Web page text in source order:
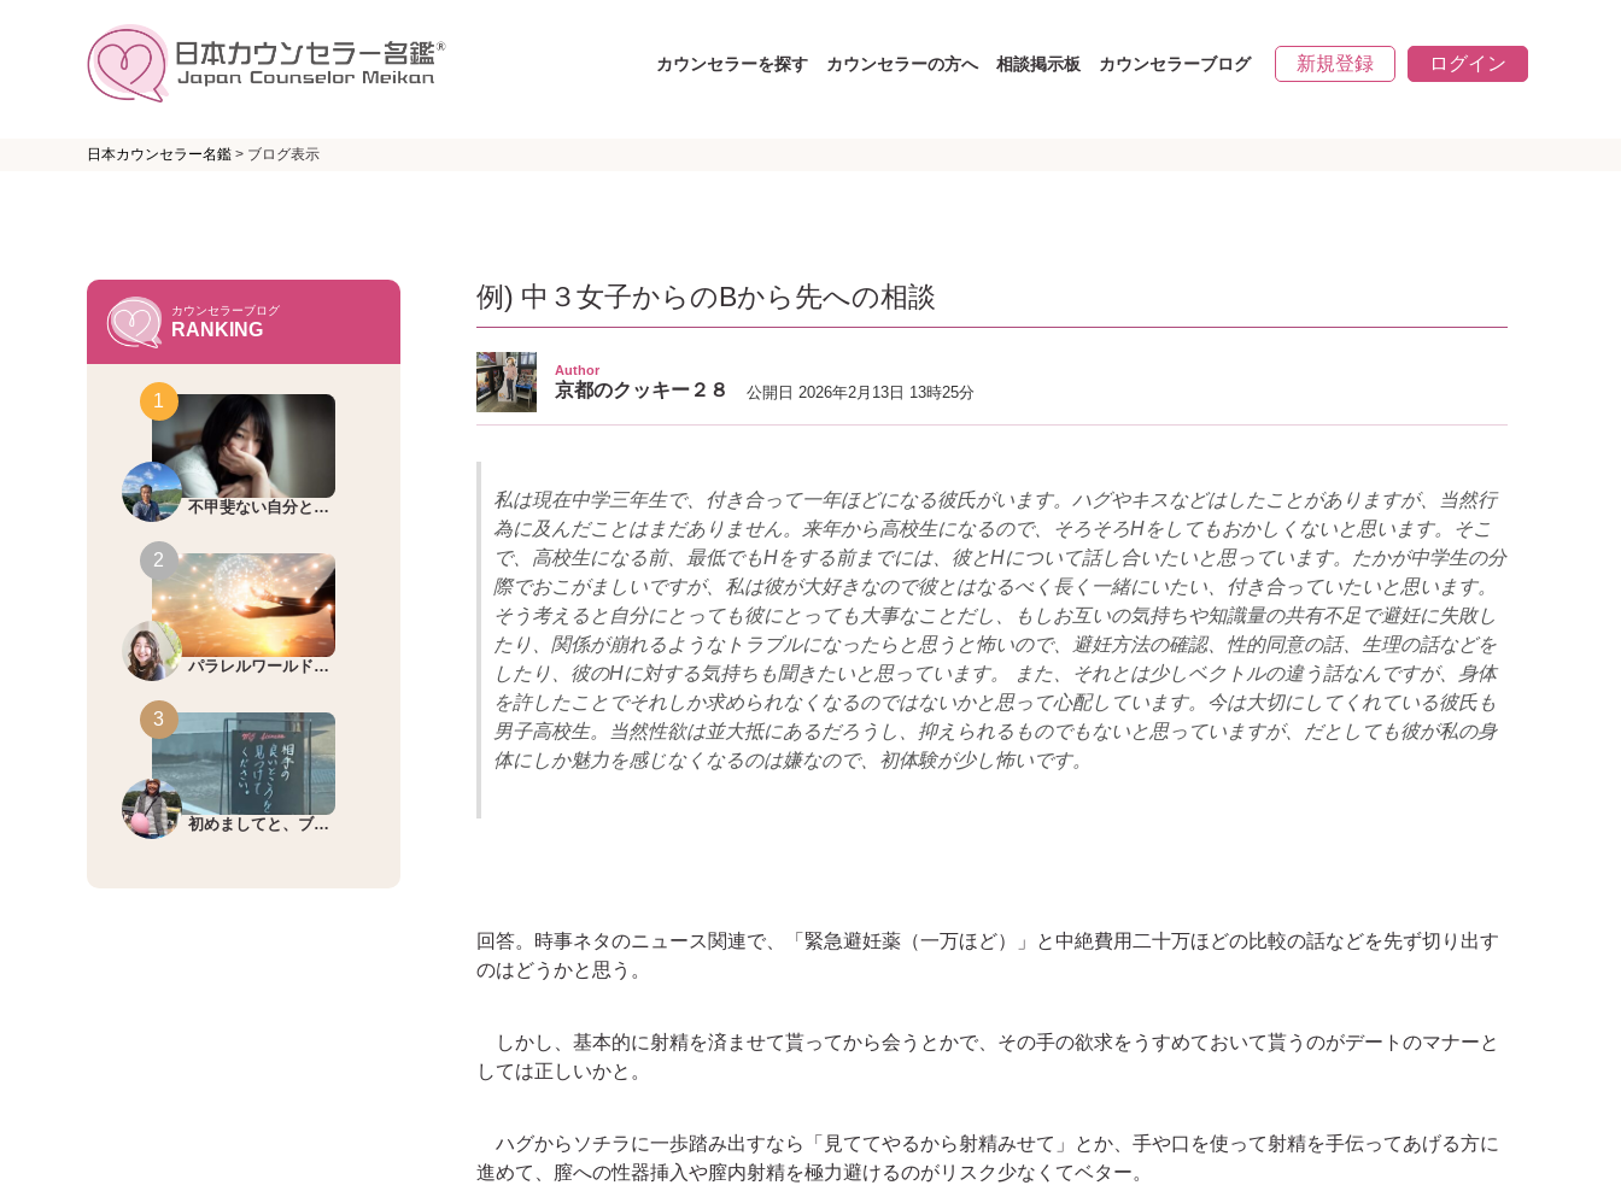
カウンセラーを探す カウンセラーの方へ 相談掲示板 カウンセラーブログ 新規登録 ログイン
日本カウンセラー名鑑 > ブログ表示
例) 中３女子からのBから先への相談
Author
京都のクッキー２８ 公開日 2026年2月13日 13時25分
私は現在中学三年生で、付き合って一年ほどになる彼氏がいます。ハグやキスなどはしたことがありますが、当然行
為に及んだことはまだありません。来年から高校生になるので、そろそろHをしてもおかしくないと思います。そこ
で、高校生になる前、最低でもHをする前までには、彼とHについて話し合いたいと思っています。たかが中学生の分
際でおこがましいですが、私は彼が大好きなので彼とはなるべく長く一緒にいたい、付き合っていたいと思います。
そう考えると自分にとっても彼にとっても大事なことだし、もしお互いの気持ちや知識量の共有不足で避妊に失敗し
たり、関係が崩れるようなトラブルになったらと思うと怖いので、避妊方法の確認、性的同意の話、生理の話などを
したり、彼のHに対する気持ちも聞きたいと思っています。 また、それとは少しベクトルの違う話なんですが、身体
を許したことでそれしか求められなくなるのではないかと思って心配しています。今は大切にしてくれている彼氏も
男子高校生。当然性欲は並大抵にあるだろうし、抑えられるものでもないと思っていますが、だとしても彼が私の身
体にしか魅力を感じなくなるのは嫌なので、初体験が少し怖いです。
回答。時事ネタのニュース関連で、「緊急避妊薬（一万ほど）」と中絶費用二十万ほどの比較の話などを先ず切り出す
のはどうかと思う。
しかし、基本的に射精を済ませて貰ってから会うとかで、その手の欲求をうすめておいて貰うのがデートのマナーと
しては正しいかと。
ハグからソチラに一歩踏み出すなら「見ててやるから射精みせて」とか、手や口を使って射精を手伝ってあげる方に
進めて、膣への性器挿入や膣内射精を極力避けるのがリスク少なくてベター。
カウンセラーブログ
RANKING
不甲斐ない自分と…
パラレルワールド…
初めましてと、ブ…